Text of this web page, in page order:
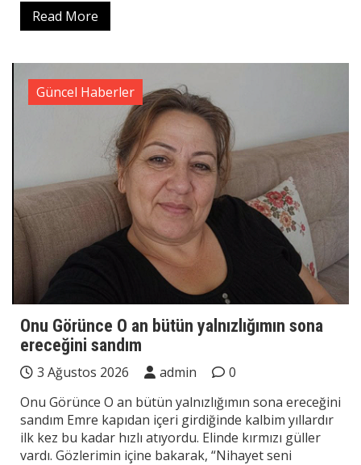
Read More
Güncel Haberler
Onu Görünce O an bütün yalnızlığımın sona
ereceğini sandım
3 Ağustos 2026 admin
0
Onu Görünce O an bütün yalnızlığımın sona ereceğini
sandım Emre kapıdan içeri girdiğinde kalbim yıllardır
ilk kez bu kadar hızlı atıyordu. Elinde kırmızı güller
vardı. Gözlerimin içine bakarak, “Nihayet seni